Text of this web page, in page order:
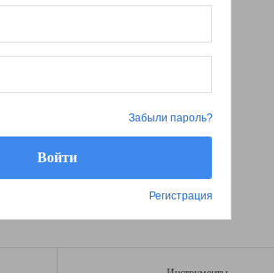
Регистрация
Забыли пароль?